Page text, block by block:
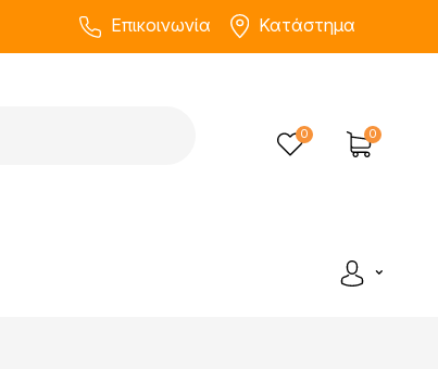
Επικοινωνία Κατάστημα
0
0